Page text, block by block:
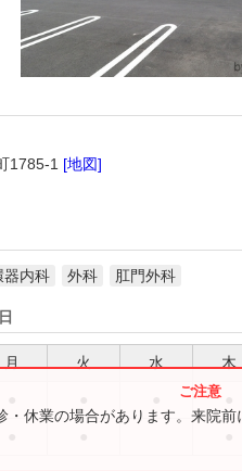
1785-1 [地図]
器内科 外科 肛門外科
月 火 水 木
・休業の場合があります。来院前